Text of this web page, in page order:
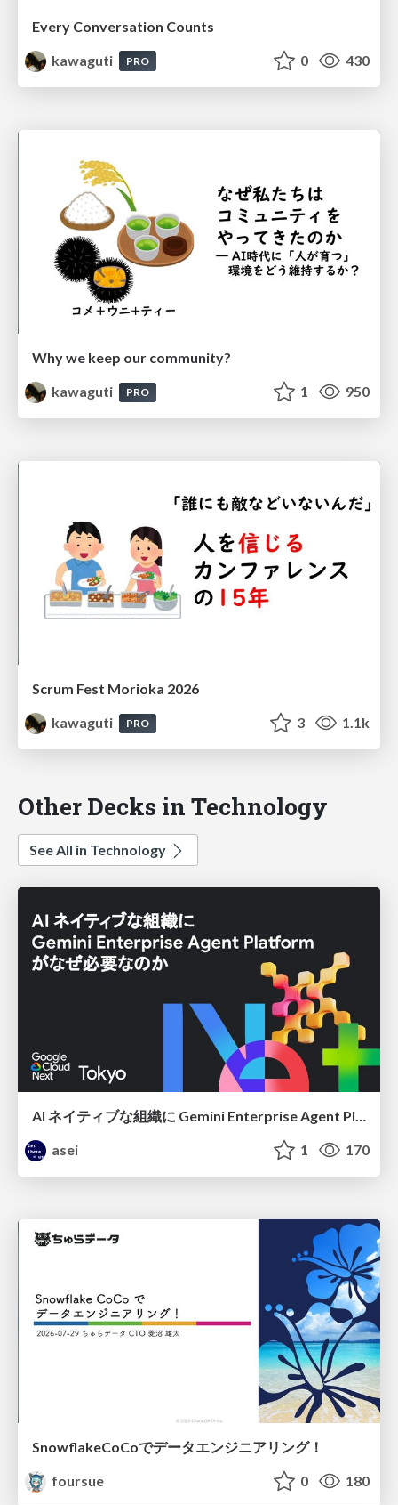
Every Conversation Counts
kawaguti
PRO 0 430
Why we keep our community?
kawaguti
PRO 1 950
Scrum Fest Morioka 2026
kawaguti
PRO 3 1.1k
Other Decks in Technology
See All in Technology
asei
1 170
SnowflakeCoCoでデータエンジニアリング！
foursue
0 180